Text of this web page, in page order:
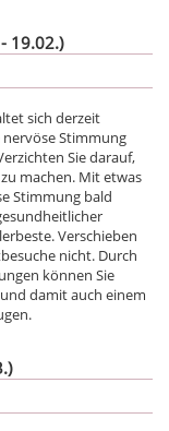
19.02.)
sich derzeit
Stimmung
Sie darauf,
machen. Mit etwas
Stimmung bald
Verschieben
nicht. Durch
können Sie
damit auch einem